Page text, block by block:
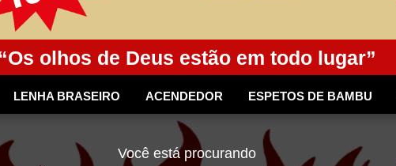
olhos de Deus estão em todo lugar”
LENHA BRASEIRO ACENDEDOR ESPETOS DE BAMBU
Você está procurando